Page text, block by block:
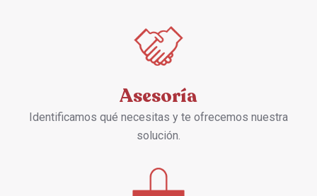
Asesoría
Identificamos qué necesitas y te ofrecemos nuestra
solución.